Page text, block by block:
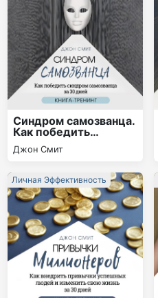
Синдром самозванца.
Как победить
синдром самозванца
за 30 дней. Книга-
Джон Смит
Личная Эффективность